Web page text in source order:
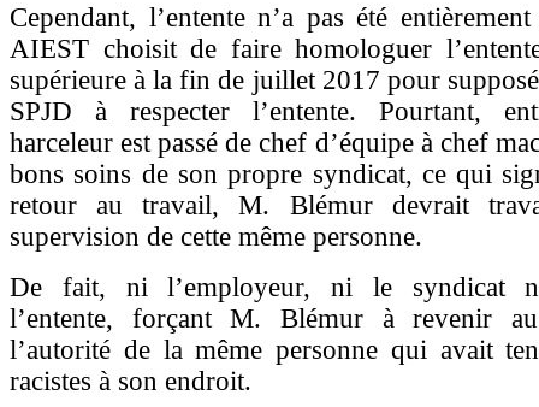
Cependant, l’entente n’a pas été
AIEST choisit de faire homologuer
supérieure à la fin de juillet 2017 pour
SPJD à respecter l’entente. Pourtant,
harceleur est passé de chef d’équipe à chef
bons soins de son propre syndicat, ce qui
retour au travail, M. Blémur devrait
supervision de cette même personne.
De fait, ni l’employeur, ni le syndicat
l’entente, forçant M. Blémur à revenir
l’autorité de la même personne qui avait
racistes à son endroit.